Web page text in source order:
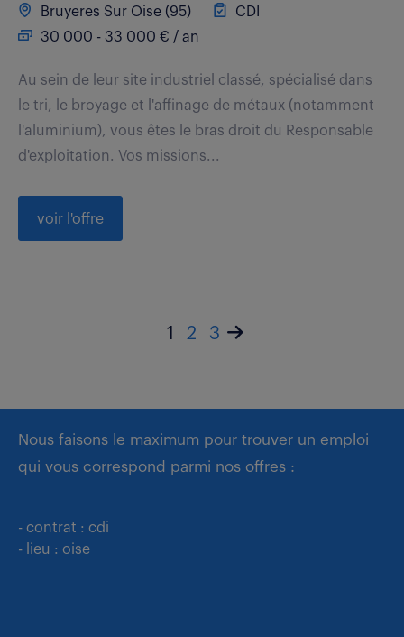
Bruyeres Sur Oise (95)
CDI
30 000 - 33 000 € / an
Au sein de leur site industriel classé, spécialisé dans
le tri, le broyage et l'affinage de métaux (notamment
l'aluminium), vous êtes le bras droit du Responsable
d'exploitation. Vos missions...
voir l'offre
1 2 3
Nous faisons le maximum pour trouver un emploi
qui vous correspond parmi nos offres :
- contrat : cdi
- lieu : oise